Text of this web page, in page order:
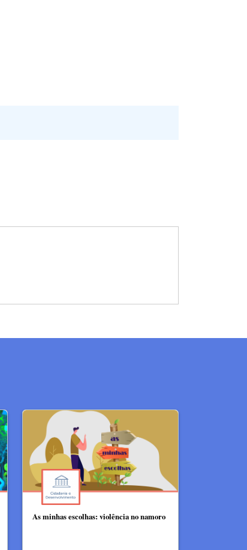
As minhas escolhas: violência no namoro